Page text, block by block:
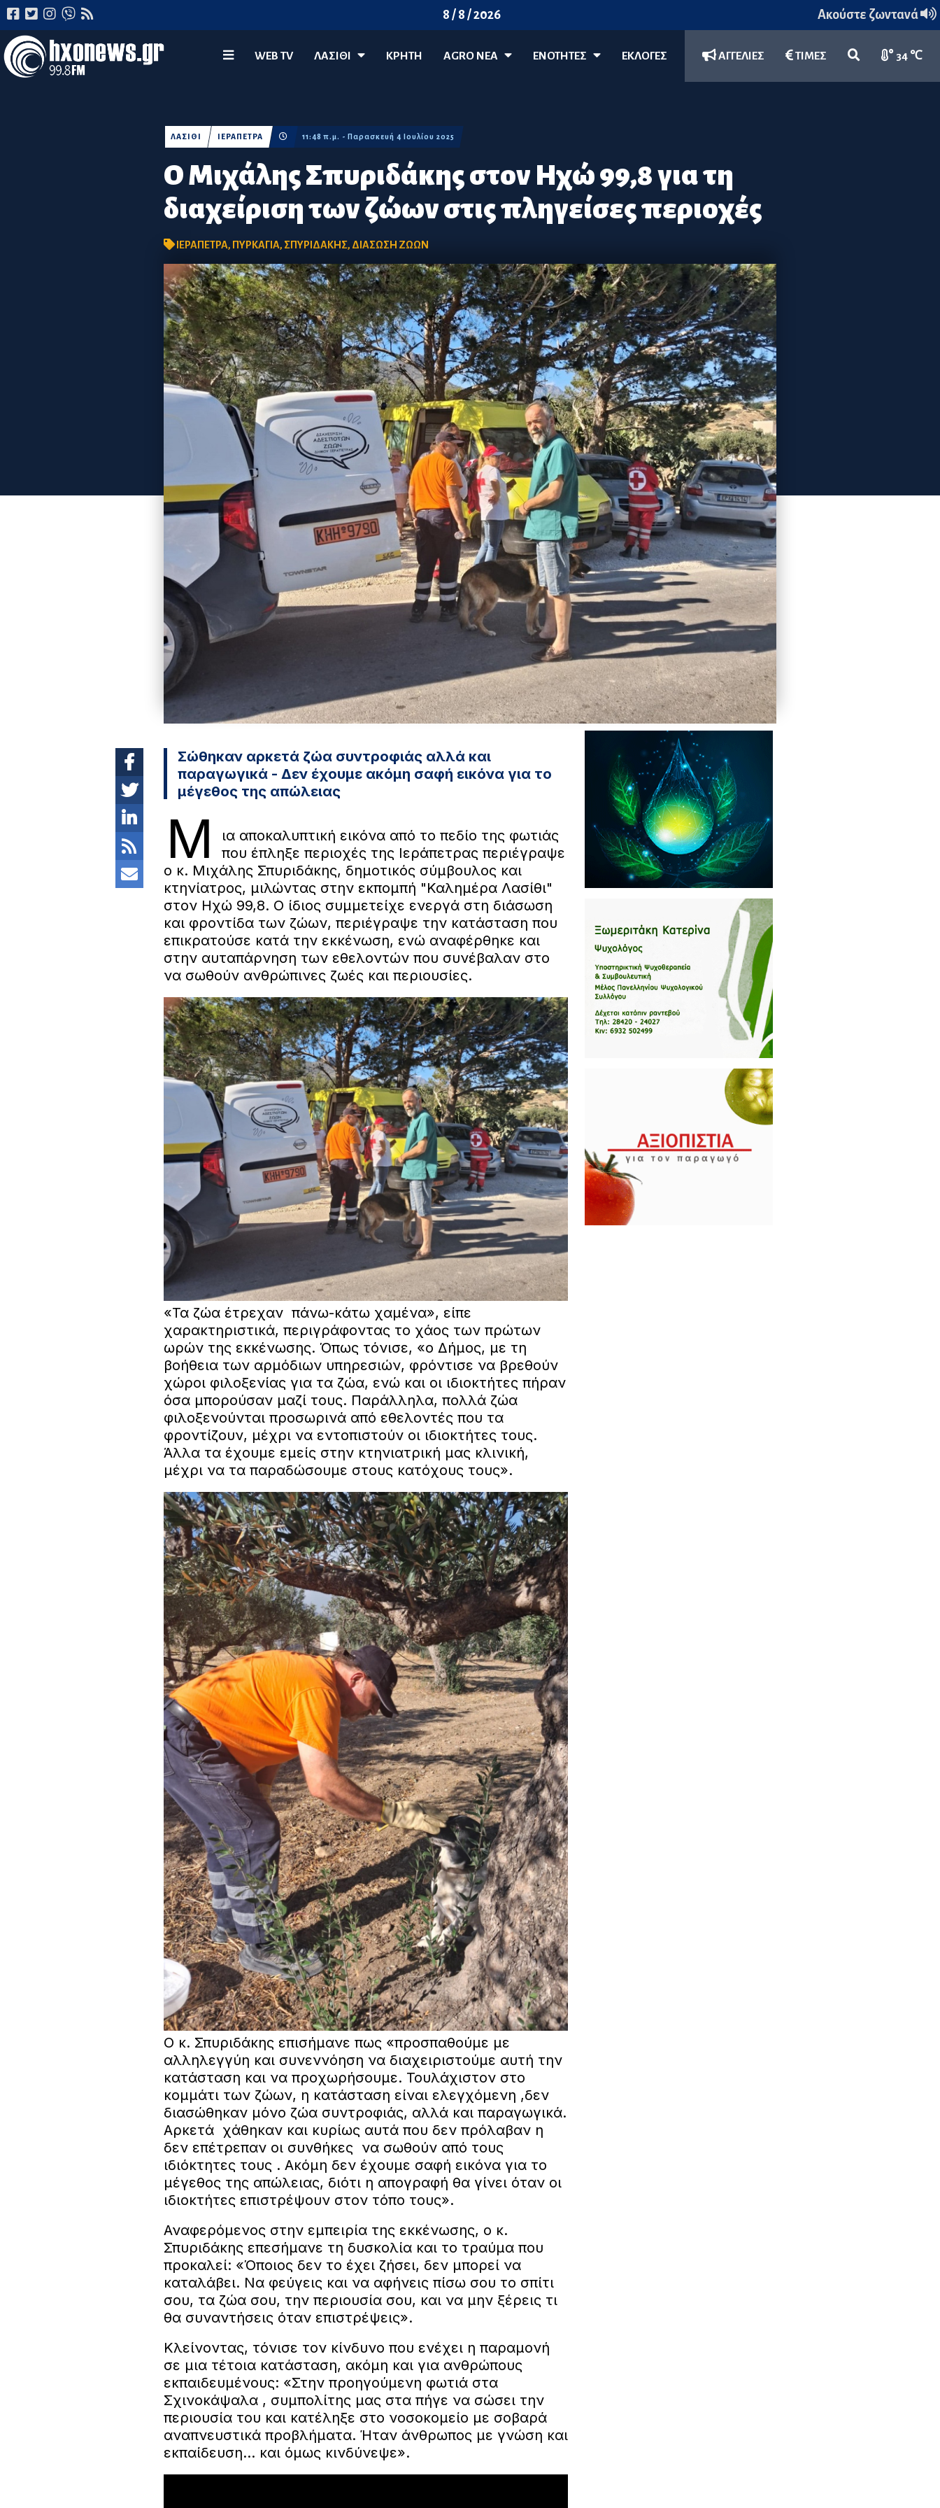
8 / 8 / 2026 Ακούστε ζωντανά
WEB TV ΛΑΣΊΘΙ ΚΡΗΤΗ AGRO ΝΈΑ ΕΝΟΤΗΤΕΣ ΕΚΛΟΓΕΣ ΑΓΓΕΛΙΕΣ ΤΙΜΕΣ 34 ℃
Ο Μιχάλης Σπυριδάκης στον Ηχώ 99,8 για τη
διαχείριση των ζώων στις πληγείσες περιοχές
ΛΑΣΙΘΙ ΙΕΡΑΠΕΤΡΑ 11:48 π.μ. - Παρασκευή 4 Ιουλίου 2025
ΙΕΡΑΠΕΤΡΑ, ΠΥΡΚΑΓΙΑ, ΣΠΥΡΙΔΑΚΗΣ, ΔΙΑΣΩΣΗ ΖΩΩΝ
Σώθηκαν αρκετά ζώα συντροφιάς αλλά και
παραγωγικά - Δεν έχουμε ακόμη σαφή εικόνα για το
μέγεθος της απώλειας
Μ
ια αποκαλυπτική εικόνα από το πεδίο της φωτιάς
που έπληξε περιοχές της Ιεράπετρας περιέγραψε
ο κ. Μιχάλης Σπυριδάκης, δημοτικός σύμβουλος και
κτηνίατρος, μιλώντας στην εκπομπή "Καλημέρα Λασίθι"
στον Ηχώ 99,8. Ο ίδιος συμμετείχε ενεργά στη διάσωση
και φροντίδα των ζώων, περιέγραψε την κατάσταση που
επικρατούσε κατά την εκκένωση, ενώ αναφέρθηκε και
στην αυταπάρνηση των εθελοντών που συνέβαλαν στο
να σωθούν ανθρώπινες ζωές και περιουσίες.
«Τα ζώα έτρεχαν πάνω-κάτω χαμένα», είπε
χαρακτηριστικά, περιγράφοντας το χάος των πρώτων
ωρών της εκκένωσης. Όπως τόνισε, «ο Δήμος, με τη
βοήθεια των αρμόδιων υπηρεσιών, φρόντισε να βρεθούν
χώροι φιλοξενίας για τα ζώα, ενώ και οι ιδιοκτήτες πήραν
όσα μπορούσαν μαζί τους. Παράλληλα, πολλά ζώα
φιλοξενούνται προσωρινά από εθελοντές που τα
φροντίζουν, μέχρι να εντοπιστούν οι ιδιοκτήτες τους.
Άλλα τα έχουμε εμείς στην κτηνιατρική μας κλινική,
μέχρι να τα παραδώσουμε στους κατόχους τους».
Ο κ. Σπυριδάκης επισήμανε πως «προσπαθούμε με
αλληλεγγύη και συνεννόηση να διαχειριστούμε αυτή την
κατάσταση και να προχωρήσουμε. Τουλάχιστον στο
κομμάτι των ζώων, η κατάσταση είναι ελεγχόμενη ,δεν
διασώθηκαν μόνο ζώα συντροφιάς, αλλά και παραγωγικά.
Αρκετά χάθηκαν και κυρίως αυτά που δεν πρόλαβαν η
δεν επέτρεπαν οι συνθήκες να σωθούν από τους
ιδιόκτητες τους . Ακόμη δεν έχουμε σαφή εικόνα για το
μέγεθος της απώλειας, διότι η απογραφή θα γίνει όταν οι
ιδιοκτήτες επιστρέψουν στον τόπο τους».
Αναφερόμενος στην εμπειρία της εκκένωσης, ο κ.
Σπυριδάκης επεσήμανε τη δυσκολία και το τραύμα που
προκαλεί: «Όποιος δεν το έχει ζήσει, δεν μπορεί να
καταλάβει. Να φεύγεις και να αφήνεις πίσω σου το σπίτι
σου, τα ζώα σου, την περιουσία σου, και να μην ξέρεις τι
θα συναντήσεις όταν επιστρέψεις».
Κλείνοντας, τόνισε τον κίνδυνο που ενέχει η παραμονή
σε μια τέτοια κατάσταση, ακόμη και για ανθρώπους
εκπαιδευμένους: «Στην προηγούμενη φωτιά στα
Σχινοκάψαλα , συμπολίτης μας στα πήγε να σώσει την
περιουσία του και κατέληξε στο νοσοκομείο με σοβαρά
αναπνευστικά προβλήματα. Ήταν άνθρωπος με γνώση και
εκπαίδευση… και όμως κινδύνεψε».